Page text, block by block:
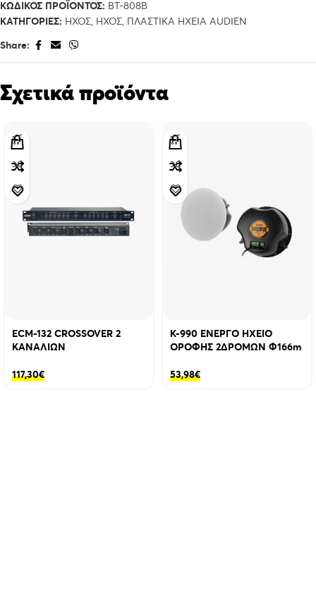
ΚΩΔΙΚΌΣ ΠΡΟΪΌΝΤΟΣ: BT-808B
ΚΑΤΗΓΟΡΊΕΣ: ΉΧΟΣ ΉΧΟΣ ΠΛΑΣΤΙΚΆ ΗΧΕΊΑ AUDIEN
Share:
Σχετικά προϊόντα
ECM-132 CROSSOVER 2
ΚΑΝΑΛΙΩΝ
117,30€
K-990 ΕΝΕΡΓΟ HXEIO
ΟΡΟΦΗΣ 2ΔΡΟΜΩΝ Φ166m
53,98€